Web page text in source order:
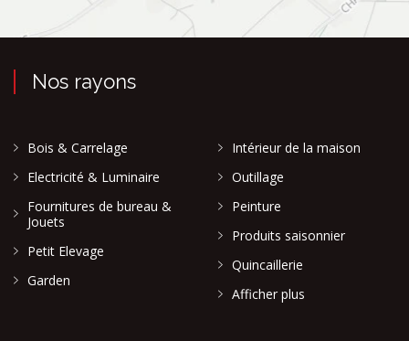
Nos rayons
Bois & Carrelage
Electricité & Luminaire
Fournitures de bureau &
Jouets
Petit Elevage
Garden
Intérieur de la maison
Outillage
Peinture
Produits saisonnier
Quincaillerie
Afficher plus